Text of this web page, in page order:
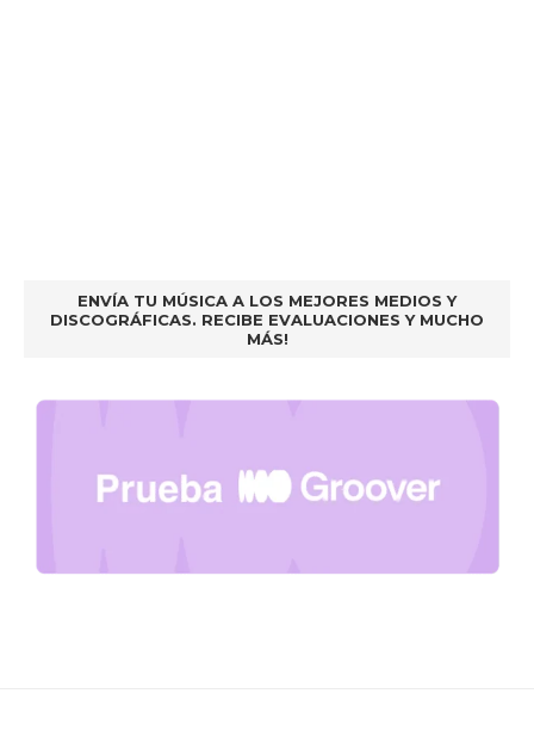
ENVÍA TU MÚSICA A LOS MEJORES MEDIOS Y
DISCOGRÁFICAS. RECIBE EVALUACIONES Y MUCHO
MÁS!